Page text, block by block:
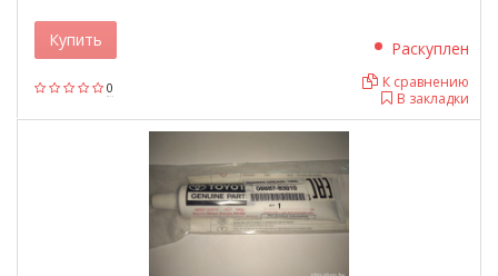
0
Раскуплен
В закладки
К сравнению
Купить